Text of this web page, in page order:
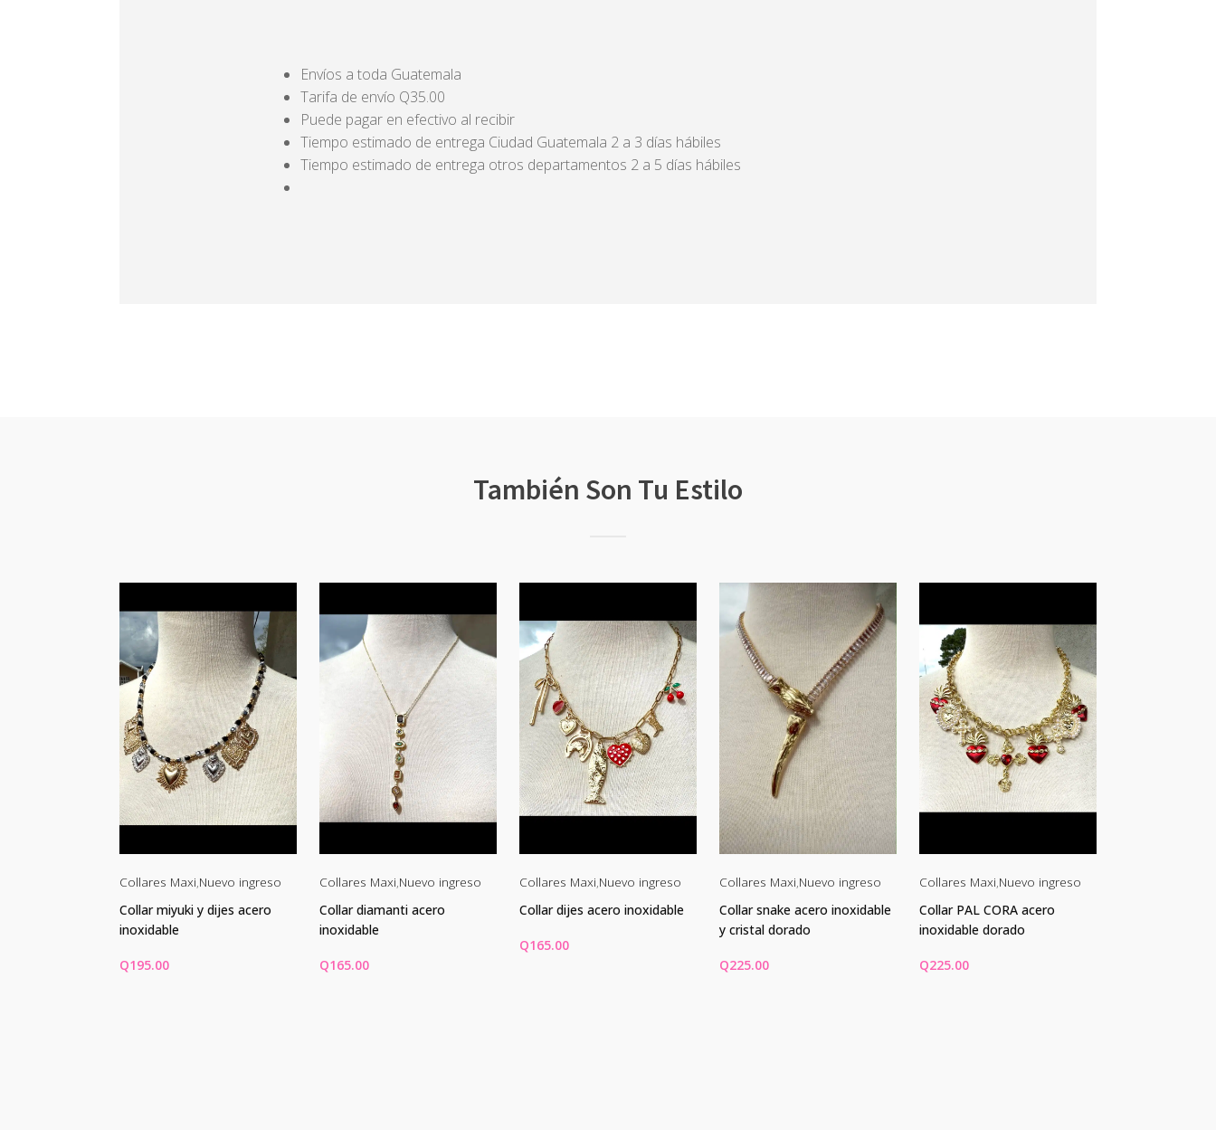
Envíos a toda Guatemala
Tarifa de envío Q35.00
Puede pagar en efectivo al recibir
Tiempo estimado de entrega Ciudad Guatemala 2 a 3 días hábiles
Tiempo estimado de entrega otros departamentos 2 a 5 días hábiles
También Son Tu Estilo
Collares Maxi,Nuevo ingreso
Collar miyuki y dijes acero
inoxidable
Q195.00
Collares Maxi,Nuevo ingreso
Collar diamanti acero
inoxidable
Q165.00
Collares Maxi,Nuevo ingreso
Collar dijes acero inoxidable
Q165.00
Collares Maxi,Nuevo ingreso
Collar snake acero inoxidable
y cristal dorado
Q225.00
Collares Maxi,Nuevo ingreso
Collar PAL CORA acero
inoxidable dorado
Q225.00